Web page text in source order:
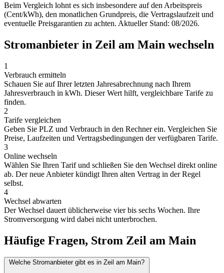
Beim Vergleich lohnt es sich insbesondere auf den Arbeitspreis
(Cent/kWh), den monatlichen Grundpreis, die Vertragslaufzeit und
eventuelle Preisgarantien zu achten. Aktueller Stand: 08/2026.
Stromanbieter in Zeil am Main wechseln
1
Verbrauch ermitteln
Schauen Sie auf Ihrer letzten Jahresabrechnung nach Ihrem
Jahresverbrauch in kWh. Dieser Wert hilft, vergleichbare Tarife zu
finden.
2
Tarife vergleichen
Geben Sie PLZ und Verbrauch in den Rechner ein. Vergleichen Sie
Preise, Laufzeiten und Vertragsbedingungen der verfügbaren Tarife.
3
Online wechseln
Wählen Sie Ihren Tarif und schließen Sie den Wechsel direkt online
ab. Der neue Anbieter kündigt Ihren alten Vertrag in der Regel
selbst.
4
Wechsel abwarten
Der Wechsel dauert üblicherweise vier bis sechs Wochen. Ihre
Stromversorgung wird dabei nicht unterbrochen.
Häufige Fragen, Strom Zeil am Main
Welche Stromanbieter gibt es in Zeil am Main?